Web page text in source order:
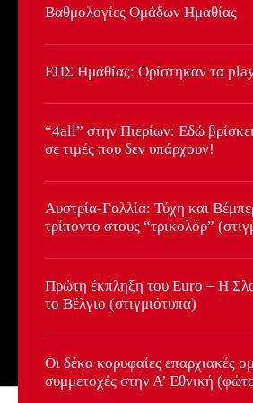
των πέναλτι
01:30:52
Κ16 ΕΠΣ Ημαθίας: Τα γκολ
Αλεξάνδρειας
09:37
πρόκρισης
LiVE Στο... Μαντρί |
Γιάννης Πολιός: "Δεν
πρόταση της ΧΑΝΘ – Θέλω
όριά μου"
10:34
LiVE Στο... Μαντρί |
LiVE Στο... Μαντρί |
Mέγας Αλέξανδρος
μεταλλίων στους φιναλίστ
Ημαθίας
03:35
Βαθμολογίες Ομάδων Ημαθίας
ΕΠΣ Ημαθίας: Ορίστηκαν τα
“4all” στην Πιερίων: Εδώ
σε τιμές που δεν υπάρχουν!
Αυστρία-Γαλλία: Τύχη και
τρίποντο στους “τρικολόρ”
Πρώτη έκπληξη του Euro – Η
το Βέλγιο (στιγμιότυπα)
Οι δέκα κορυφαίες επαρχιακές
συμμετοχές στην Α’ Εθνική